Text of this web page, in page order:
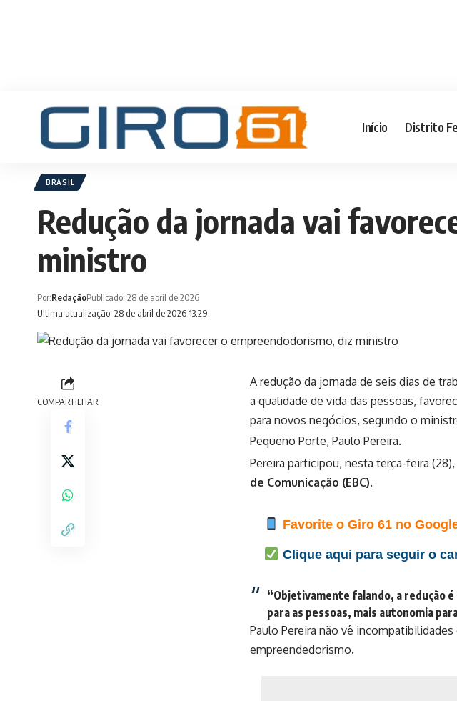
Início Distrito
BRASIL
Redução da jornada vai
ministro
Ultima atualização: 28 de abril de 2026 13:29
Por:RedaçãoPublicado: 28 de abril de 2026
COMPARTILHAR
A redução da jornada de seis dias de
a qualidade de vida das pessoas,
para novos negócios, segundo o
Pequeno Porte, Paulo Pereira.
Pereira participou, nesta terça-feira
de Comunicação (EBC).
Favorite o Giro 61 no
Clique aqui para seguir o
“Objetivamente falando, a redução
para as pessoas, mais autonomia
Paulo Pereira não vê
empreendedorismo.